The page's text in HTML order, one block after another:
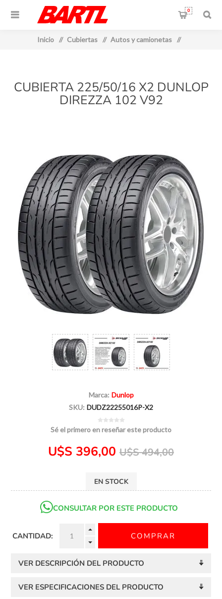
0
Inicio / Cubiertas / Autos y camionetas /
CUBIERTA 225/50/16 X2 DUNLOP
DIREZZA 102 V92
Marca: Dunlop
SKU: DUDZ22255016P-X2
Sé el primero en reseñar este producto
U$S 396,00 U$S 494,00
EN STOCK
CONSULTAR POR ESTE PRODUCTO
CANTIDAD:
VER DESCRIPCIÓN DEL PRODUCTO
VER ESPECIFICACIONES DEL PRODUCTO